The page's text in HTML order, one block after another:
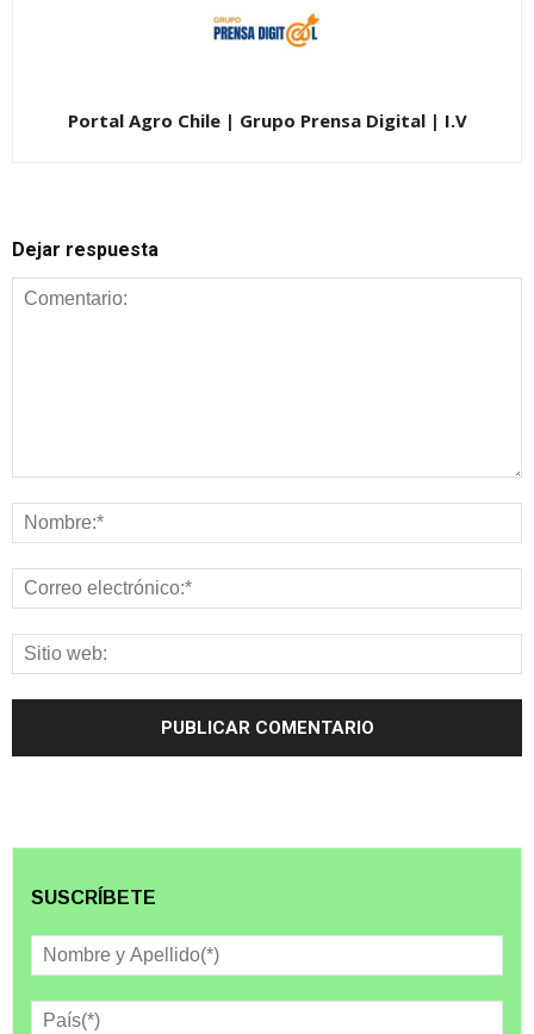
Portal Agro Chile | Grupo Prensa Digital | I.V
Dejar respuesta
SUSCRÍBETE